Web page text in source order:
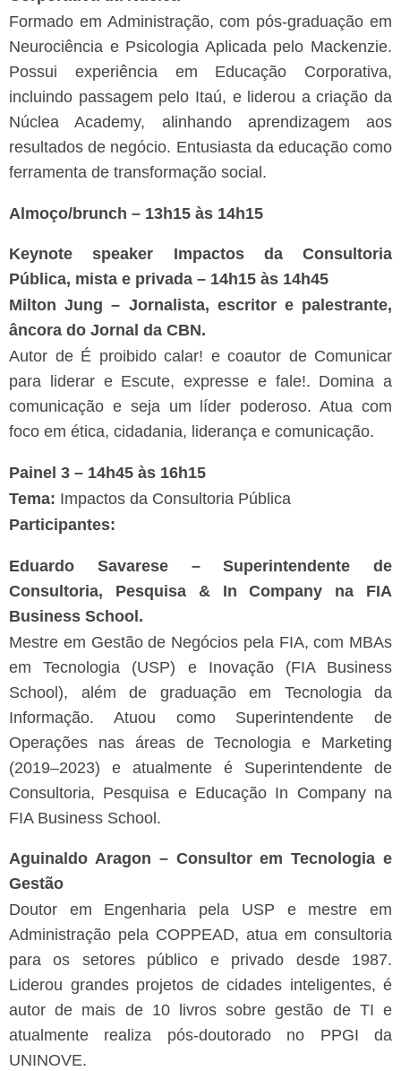
Formado em Administração, com pós-graduação em
Neurociência e Psicologia Aplicada pelo Mackenzie.
Possui experiência em Educação Corporativa,
incluindo passagem pelo Itaú, e liderou a criação da
Núclea Academy, alinhando aprendizagem aos
resultados de negócio. Entusiasta da educação como
ferramenta de transformação social.
Almoço/brunch – 13h15 às 14h15
Keynote speaker Impactos da Consultoria
Pública, mista e privada – 14h15 às 14h45
Milton Jung – Jornalista, escritor e palestrante,
âncora do Jornal da CBN.
Autor de É proibido calar! e coautor de Comunicar
para liderar e Escute, expresse e fale!. Domina a
comunicação e seja um líder poderoso. Atua com
foco em ética, cidadania, liderança e comunicação.
Painel 3 – 14h45 às 16h15
Tema: Impactos da Consultoria Pública
Participantes:
Eduardo Savarese – Superintendente de
Consultoria, Pesquisa & In Company na FIA
Business School.
Mestre em Gestão de Negócios pela FIA, com MBAs
em Tecnologia (USP) e Inovação (FIA Business
School), além de graduação em Tecnologia da
Informação. Atuou como Superintendente de
Operações nas áreas de Tecnologia e Marketing
(2019–2023) e atualmente é Superintendente de
Consultoria, Pesquisa e Educação In Company na
FIA Business School.
Aguinaldo Aragon – Consultor em Tecnologia e
Gestão
Doutor em Engenharia pela USP e mestre em
Administração pela COPPEAD, atua em consultoria
para os setores público e privado desde 1987.
Liderou grandes projetos de cidades inteligentes, é
autor de mais de 10 livros sobre gestão de TI e
atualmente realiza pós-doutorado no PPGI da
UNINOVE.